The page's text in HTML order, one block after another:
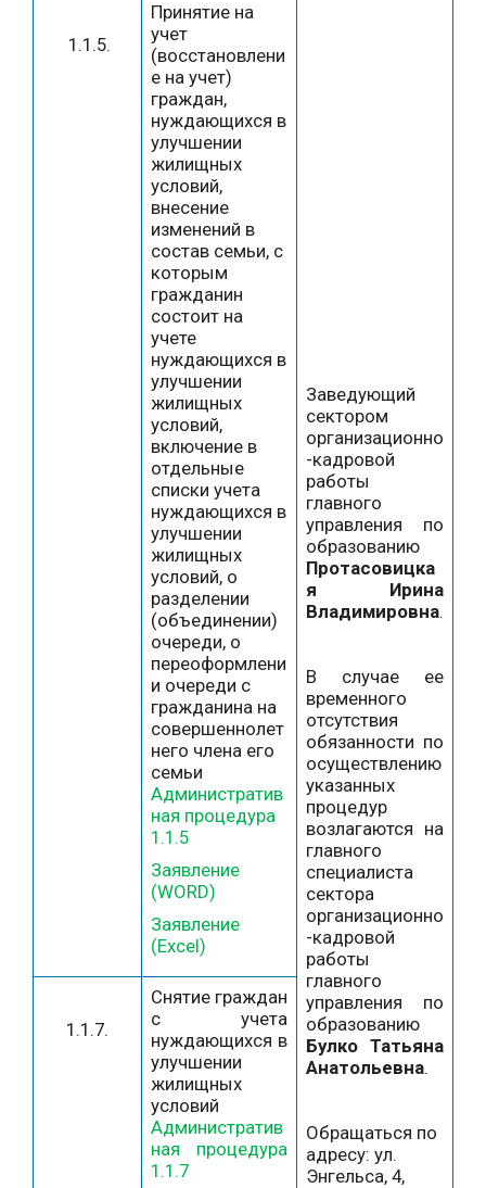
1.1.5.
Принятие на
учет
(восстановлени
е на учет)
граждан,
нуждающихся в
улучшении
жилищных
условий,
внесение
изменений в
состав семьи, с
которым
гражданин
состоит на
учете
нуждающихся в
улучшении
жилищных
условий,
включение в
отдельные
списки учета
нуждающихся в
улучшении
жилищных
условий, о
разделении
(объединении)
очереди, о
переоформлени
и очереди с
гражданина на
совершеннолет
него члена его
семьи
Административ
ная процедура
1.1.5
Заявление
(WORD)
Заявление
(Excel)
Заведующий
сектором
организационно
-кадровой
работы
главного
управления по
образованию
Протасовицка
я Ирина
Владимировна.
В случае ее
временного
отсутствия
обязанности по
осуществлению
указанных
процедур
возлагаются на
главного
специалиста
сектора
организационно
-кадровой
работы
главного
управления по
образованию
Булко Татьяна
Анатольевна.
Обращаться по
адресу: ул.
Энгельса, 4,
1.1.7.
Снятие граждан
с учета
нуждающихся в
улучшении
жилищных
условий
Административ
ная процедура
1.1.7